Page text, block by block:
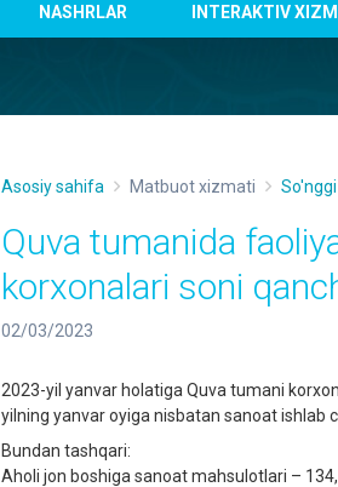
NASHRLAR INTERAKTIV
Asosiy sahifa Matbuot xizmati
Quva tumanida
korxonalari soni
02/03/2023
2023-yil yanvar holatiga Quva tumani
yilning yanvar oyiga nisbatan sanoat ishlab
Bundan tashqari:
Aholi jon boshiga sanoat mahsulotlari –